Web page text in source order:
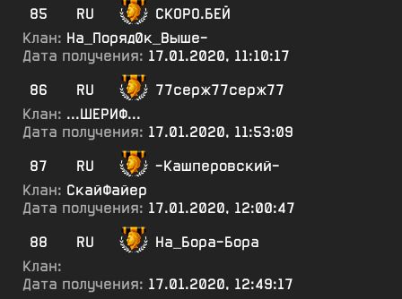
85
RU
СКОРО.БЕЙ
Клан: На_Поряд0к_Выше-
Дата получения: 17.01.2020, 11:10:17
86
RU
77серж77серж77
Клан: ...ШЕРИФ...
Дата получения: 17.01.2020, 11:53:09
87
RU
-Кашперовский-
Клан: СкайФайер
Дата получения: 17.01.2020, 12:00:47
88
RU
На_Бора-Бора
Клан:
Дата получения: 17.01.2020, 12:49:17